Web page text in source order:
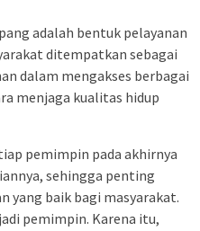
adalah bentuk pelayanan
ditempatkan sebagai
dalam mengakses berbagai
menjaga kualitas hidup
pemimpin pada akhirnya
sehingga penting
yang baik bagi masyarakat.
pemimpin. Karena itu,